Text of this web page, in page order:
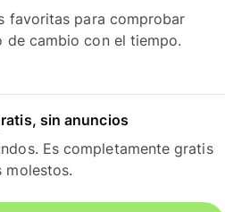
favoritas para comprobar
de cambio con el tiempo.
sin anuncios
Es completamente gratis
molestos.